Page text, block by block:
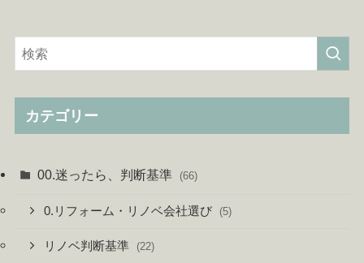
カテゴリー
00.迷ったら、判断基準 (66)
0.リフォーム・リノベ会社選び (5)
リノベ判断基準 (22)